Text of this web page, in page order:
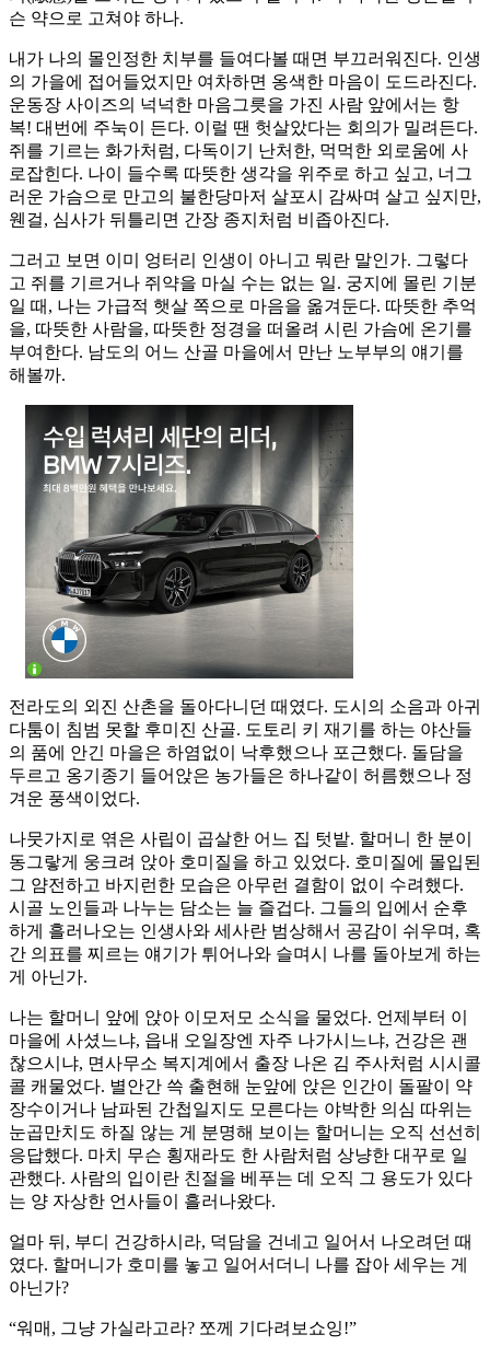
슨 약으로 고쳐야 하나.
내가 나의 몰인정한 치부를 들여다볼 때면 부끄러워진다. 인생
의 가을에 접어들었지만 여차하면 옹색한 마음이 도드라진다.
운동장 사이즈의 넉넉한 마음그릇을 가진 사람 앞에서는 항
복! 대번에 주눅이 든다. 이럴 땐 헛살았다는 회의가 밀려든다.
쥐를 기르는 화가처럼, 다독이기 난처한, 먹먹한 외로움에 사
로잡힌다. 나이 들수록 따뜻한 생각을 위주로 하고 싶고, 너그
러운 가슴으로 만고의 불한당마저 살포시 감싸며 살고 싶지만,
웬걸, 심사가 뒤틀리면 간장 종지처럼 비좁아진다.
그러고 보면 이미 엉터리 인생이 아니고 뭐란 말인가. 그렇다
고 쥐를 기르거나 쥐약을 마실 수는 없는 일. 궁지에 몰린 기분
일 때, 나는 가급적 햇살 쪽으로 마음을 옮겨둔다. 따뜻한 추억
을, 따뜻한 사람을, 따뜻한 정경을 떠올려 시린 가슴에 온기를
부여한다. 남도의 어느 산골 마을에서 만난 노부부의 얘기를
해볼까.
전라도의 외진 산촌을 돌아다니던 때였다. 도시의 소음과 아귀
다툼이 침범 못할 후미진 산골. 도토리 키 재기를 하는 야산들
의 품에 안긴 마을은 하염없이 낙후했으나 포근했다. 돌담을
두르고 옹기종기 들어앉은 농가들은 하나같이 허름했으나 정
겨운 풍색이었다.
나뭇가지로 엮은 사립이 곱살한 어느 집 텃밭. 할머니 한 분이
동그랗게 웅크려 앉아 호미질을 하고 있었다. 호미질에 몰입된
그 얌전하고 바지런한 모습은 아무런 결함이 없이 수려했다.
시골 노인들과 나누는 담소는 늘 즐겁다. 그들의 입에서 순후
하게 흘러나오는 인생사와 세사란 범상해서 공감이 쉬우며, 혹
간 의표를 찌르는 얘기가 튀어나와 슬며시 나를 돌아보게 하는
게 아닌가.
나는 할머니 앞에 앉아 이모저모 소식을 물었다. 언제부터 이
마을에 사셨느냐, 읍내 오일장엔 자주 나가시느냐, 건강은 괜
찮으시냐, 면사무소 복지계에서 출장 나온 김 주사처럼 시시콜
콜 캐물었다. 별안간 쓱 출현해 눈앞에 앉은 인간이 돌팔이 약
장수이거나 남파된 간첩일지도 모른다는 야박한 의심 따위는
눈곱만치도 하질 않는 게 분명해 보이는 할머니는 오직 선선히
응답했다. 마치 무슨 횡재라도 한 사람처럼 상냥한 대꾸로 일
관했다. 사람의 입이란 친절을 베푸는 데 오직 그 용도가 있다
는 양 자상한 언사들이 흘러나왔다.
얼마 뒤, 부디 건강하시라, 덕담을 건네고 일어서 나오려던 때
였다. 할머니가 호미를 놓고 일어서더니 나를 잡아 세우는 게
아닌가?
“워매, 그냥 가실라고라? 쪼께 기다려보쇼잉!”